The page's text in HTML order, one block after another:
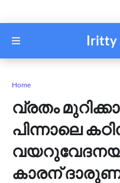
Iritty
Home
വ്രതം
പിന്നാലെ
കാരന്